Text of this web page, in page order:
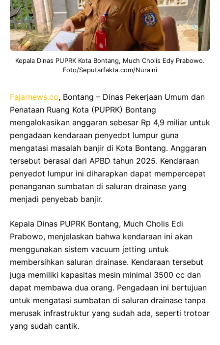
Kepala Dinas PUPRK Kota Bontang, Much Cholis Edy Prabowo.
Foto/Seputarfakta.com/Nuraini
Fajarnews.co, Bontang – Dinas Pekerjaan Umum dan
Penataan Ruang Kota (PUPRK) Bontang
mengalokasikan anggaran sebesar Rp 4,9 miliar untuk
pengadaan kendaraan penyedot lumpur guna
mengatasi masalah banjir di Kota Bontang. Anggaran
tersebut berasal dari APBD tahun 2025. Kendaraan
penyedot lumpur ini diharapkan dapat mempercepat
penanganan sumbatan di saluran drainase yang
menjadi penyebab banjir.
Kepala Dinas PUPRK Bontang, Much Cholis Edi
Prabowo, menjelaskan bahwa kendaraan ini akan
menggunakan sistem vacuum jetting untuk
membersihkan saluran drainase. Kendaraan tersebut
juga memiliki kapasitas mesin minimal 3500 cc dan
dapat membawa dua orang. Pengadaan ini bertujuan
untuk mengatasi sumbatan di saluran drainase tanpa
merusak infrastruktur yang sudah ada, seperti trotoar
yang sudah cantik.